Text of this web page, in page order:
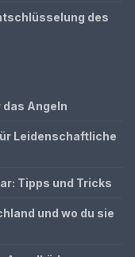
des
das Angeln
Leidenschaftliche
Tipps und Tricks
und wo du sie